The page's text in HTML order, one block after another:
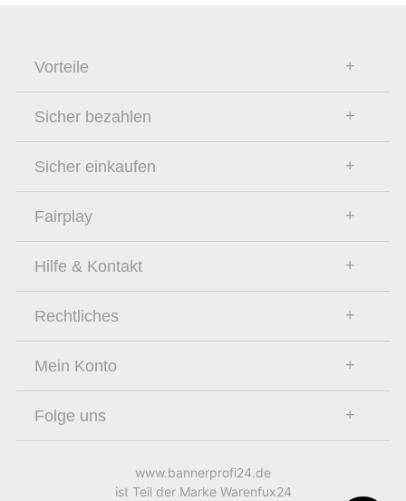
Vorteile
Sicher bezahlen
Sicher einkaufen
Fairplay
Hilfe & Kontakt
Rechtliches
Mein Konto
Folge uns
www.bannerprofi24.de
ist Teil der Marke Warenfux24